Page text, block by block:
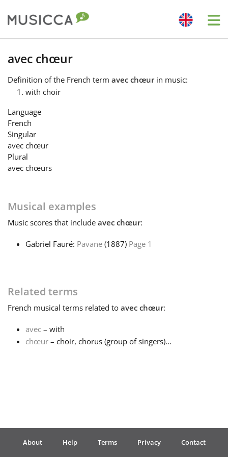
Bahasa Indonesia
Български
Dansk
Deutsch
Français
Italiano
Português
avec chœur
Definition of the French term avec chœurin music:
with choir
Language
French
Singular
avec chœur
Plural
avec chœurs
Musical examples
Music scores that include avec chœur:
Gabriel Fauré: Pavane (1887) Page 1
Related terms
French musical terms related to avec chœur:
avec – with
chœur – choir, chorus (group of singers)...
About Help Terms Privacy Contact